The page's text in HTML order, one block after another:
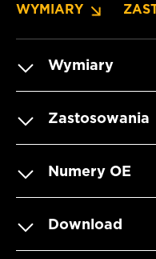
WYMIARY
Wymiary
Zastosowania
Numery OE
Download